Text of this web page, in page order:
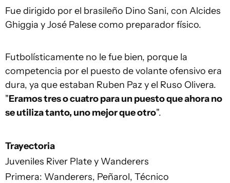
Fue dirigido por el brasileño Dino Sani, con Alcides
Ghiggia y José Palese como preparador físico.
Futbolísticamente no le fue bien, porque la
competencia por el puesto de volante ofensivo era
dura, ya que estaban Ruben Paz y el Ruso Olivera.
"Eramos tres o cuatro para un puesto que ahora no
se utiliza tanto, uno mejor que otro".
Trayectoria
Juveniles River Plate y Wanderers
Primera: Wanderers, Peñarol, Técnico